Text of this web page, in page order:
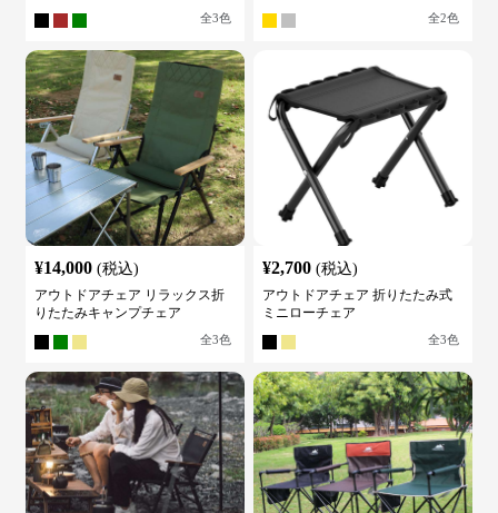
全3色 全2色
¥14,000 (税込)
アウトドアチェア リラックス折
りたたみキャンプチェア
全3色
¥2,700 (税込)
アウトドアチェア 折りたたみ式
ミニローチェア
全3色